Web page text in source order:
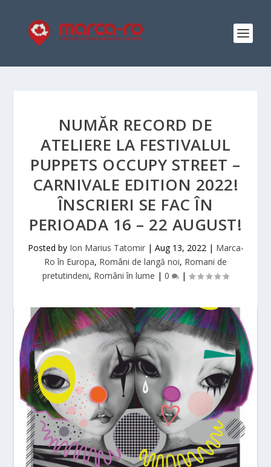
NUMĂR RECORD DE
ATELIERE LA FESTIVALUL
PUPPETS OCCUPY STREET –
CARNIVALE EDITION 2022!
ÎNSCRIERI SE FAC ÎN
PERIOADA 16 – 22 AUGUST!
Posted by Ion Marius Tatomir| Aug 13, 2022| Marca-
Ro în Europa, Români de langă noi, Romani de
pretutindeni, Români în lume | 0 |